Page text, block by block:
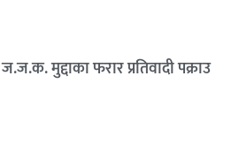
ज.ज.क. मुद्दाका फरार प्रतिवादी पक्राउ